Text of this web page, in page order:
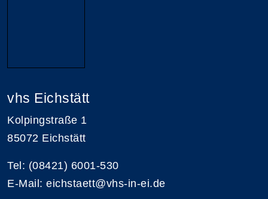
vhs Eichstätt
Kolpingstraße 1
85072 Eichstätt
Tel: (08421) 6001-530
E-Mail: eichstaett@vhs-in-ei.de